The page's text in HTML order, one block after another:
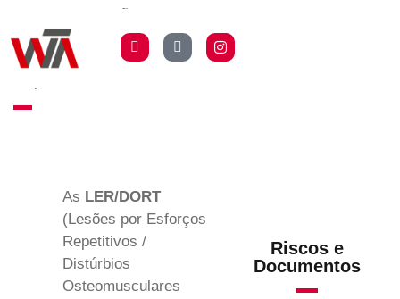
atua na prevenção,
diagnóstico e quais são as
responsabilidades legais da
As LER/DORT
(Lesões por Esforços
Repetitivos /
Distúrbios
Osteomusculares
Riscos e
Documentos